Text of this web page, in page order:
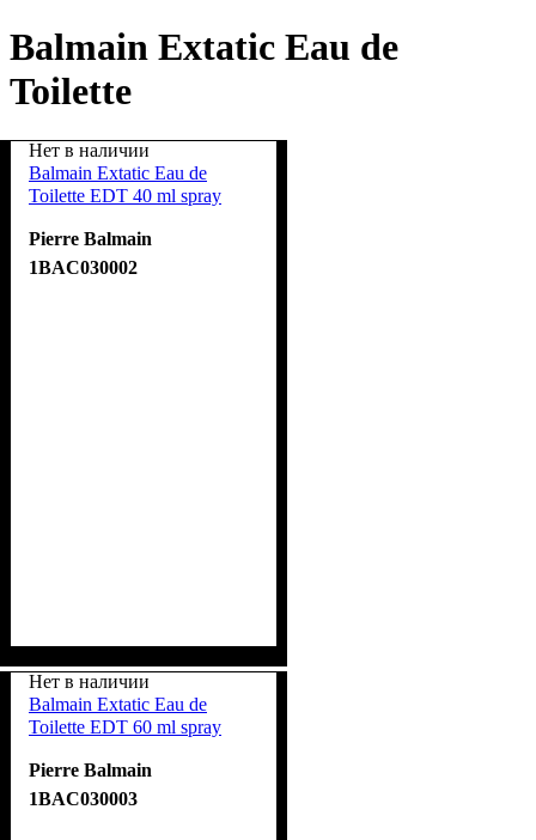
Balmain Extatic Eau de
Toilette
Нет в наличии
Balmain Extatic Eau de
Toilette EDT 40 ml spray
Pierre Balmain
1BAC030002
Нет в наличии
Balmain Extatic Eau de
Toilette EDT 60 ml spray
Pierre Balmain
1BAC030003